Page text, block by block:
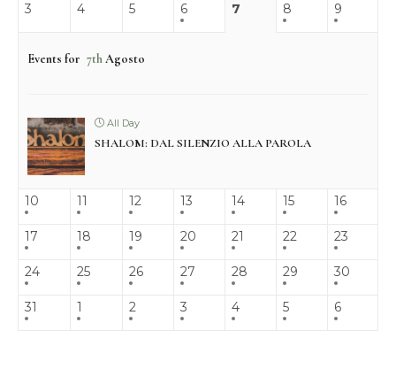
3 4 5 6 7 8 9
Events for 7thAgosto
All Day
SHALOM: DAL SILENZIO ALLA PAROLA
10 11 12 13 14 15 16
17 18 19 20 21 22 23
24 25 26 27 28 29 30
31 1 2 3 4 5 6